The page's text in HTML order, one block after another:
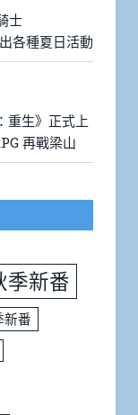
士
各種夏日活動
重生》正式上
再戰梁山
季新番
新番